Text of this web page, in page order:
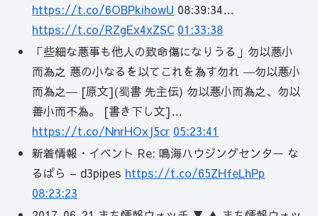
https://t.co/6OBPkihowU 08:39:34…
https://t.co/RZgEx4xZSC 01:33:38
「些細な悪事も他人の致命傷になりうる」勿以悪小
而為之 悪の小なるを以てこれを為す勿れ ―勿以悪小
而為之― [原文](蜀書 先主伝) 勿以悪小而為之、勿以
善小而不為。 [書き下し文]…
https://t.co/NnrHOxJ5cr 05:23:41
新着情報・イベント Re: 鳴海ハウジングセンター な
るぱら – d3pipes https://t.co/65ZHfeLhPp
08:23:23